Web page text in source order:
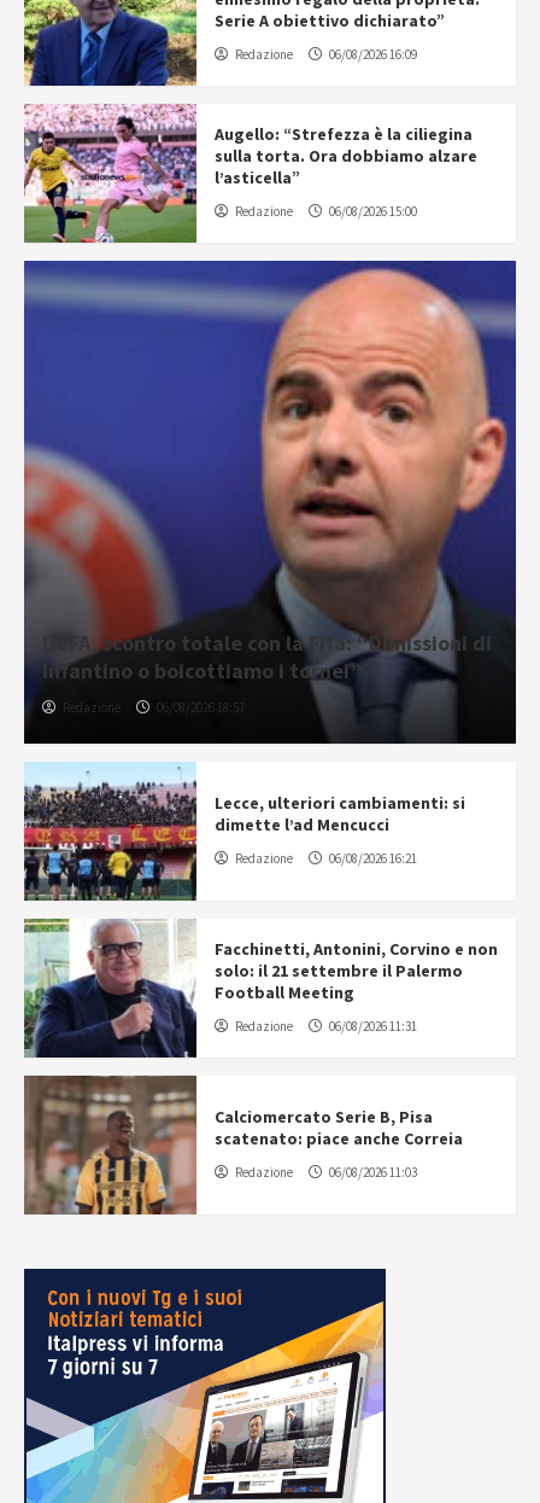
Serie A obiettivo dichiarato”
Redazione 06/08/2026 16:09
Augello: “Strefezza è la ciliegina
sulla torta. Ora dobbiamo alzare
l’asticella”
Redazione 06/08/2026 15:00
UEFA, scontro totale con la Fifa: “Dimissioni di
Infantino o boicottiamo i tornei”
Redazione 06/08/2026 18:57
Lecce, ulteriori cambiamenti: si
dimette l’ad Mencucci
Redazione 06/08/2026 16:21
Facchinetti, Antonini, Corvino e non
solo: il 21 settembre il Palermo
Football Meeting
Redazione 06/08/2026 11:31
Calciomercato Serie B, Pisa
scatenato: piace anche Correia
Redazione 06/08/2026 11:03